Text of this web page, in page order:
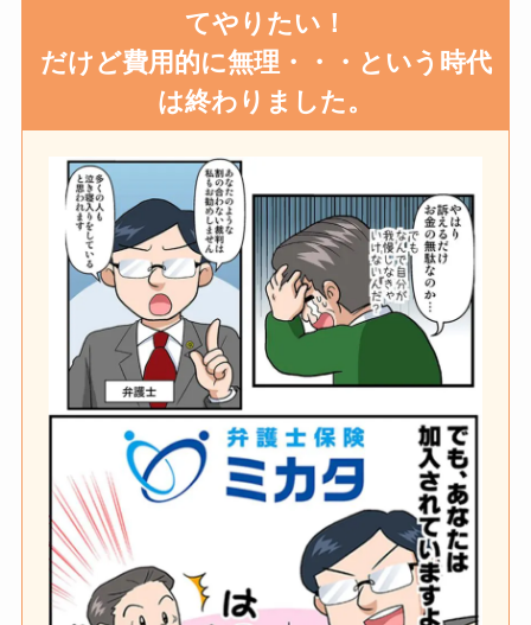
てやりたい！
だけど費用的に無理・・・という時代
は終わりました。